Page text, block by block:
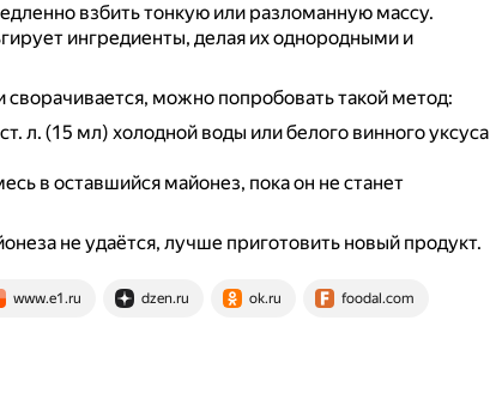
взбить тонкую или разломанную массу.
ингредиенты, делая их однородными и
сворачивается, можно попробовать такой метод:
л. (15 мл) холодной воды или белого винного уксуса
в оставшийся майонез, пока он не станет
не удаётся, лучше приготовить новый продукт.
www.e1.ru dzen.ru ok.ru foodal.com